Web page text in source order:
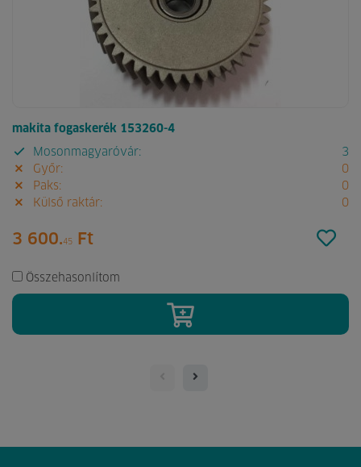
makita fogaskerék 153260-4
Mosonmagyaróvár:
3
Győr:
0
Paks:
0
Külső raktár:
0
3 600. 45 Ft
Összehasonlítom